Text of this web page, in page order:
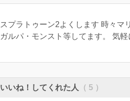
スプラトゥーン2よくします 時々マ
ガルパ・モンスト等してます。 気
いいね！してくれた人 （ 5 ）